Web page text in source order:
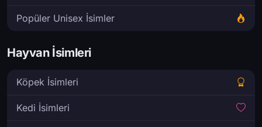
Popüler Unisex İsimler
Hayvan İsimleri
Köpek İsimleri
Kedi İsimleri